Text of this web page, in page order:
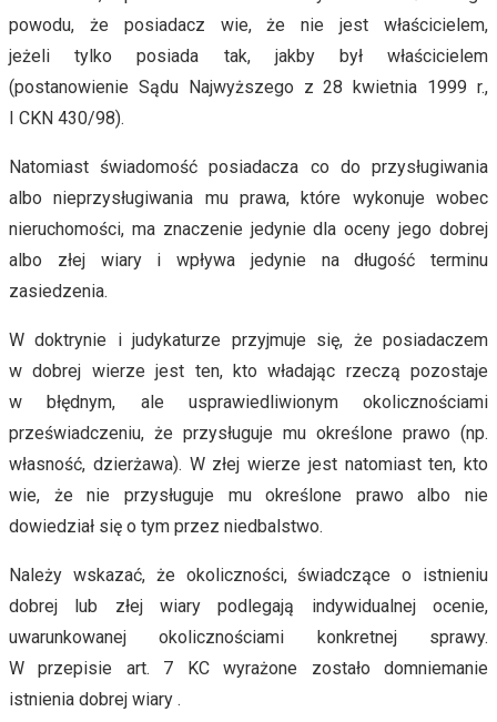
powodu, że posiadacz wie, że nie jest właścicielem,
jeżeli tylko posiada tak, jakby był właścicielem
(postanowienie Sądu Najwyższego z 28 kwietnia 1999 r.,
I CKN 430/98).
Natomiast świadomość posiadacza co do przysługiwania
albo nieprzysługiwania mu prawa, które wykonuje wobec
nieruchomości, ma znaczenie jedynie dla oceny jego dobrej
albo złej wiary i wpływa jedynie na długość terminu
zasiedzenia.
W doktrynie i judykaturze przyjmuje się, że posiadaczem
w dobrej wierze jest ten, kto władając rzeczą pozostaje
w błędnym, ale usprawiedliwionym okolicznościami
przeświadczeniu, że przysługuje mu określone prawo (np.
własność, dzierżawa). W złej wierze jest natomiast ten, kto
wie, że nie przysługuje mu określone prawo albo nie
dowiedział się o tym przez niedbalstwo.
Należy wskazać, że okoliczności, świadczące o istnieniu
dobrej lub złej wiary podlegają indywidualnej ocenie,
uwarunkowanej okolicznościami konkretnej sprawy.
W przepisie art. 7 KC wyrażone zostało domniemanie
istnienia dobrej wiary .